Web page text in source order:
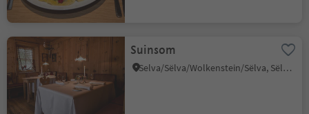
Suinsom
Selva/Sëlva/Wolkenstein/Sëlva, Sëlva/Selva di Val Gardena, Dolomites Region Val Gardena